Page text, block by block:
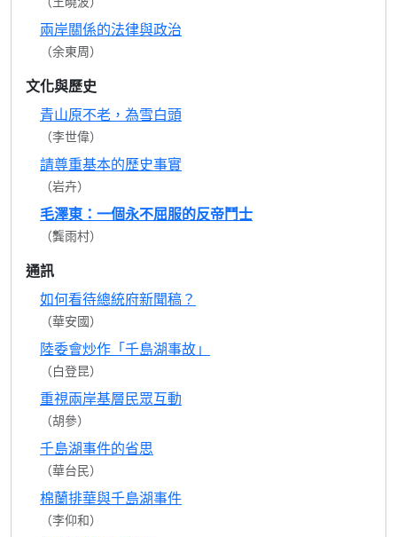
兩岸關係的法律與政治
（余東周）
文化與歷史
青山原不老，為雪白頭
（李世偉）
請尊重基本的歷史事實
（岩卉）
毛澤東：一個永不屈服的反帝鬥士
（龔雨村）
通訊
如何看待總統府新聞稿？
（華安國）
陸委會炒作「千島湖事故」
（白登昆）
重視兩岸基層民眾互動
（胡參）
千島湖事件的省思
（華台民）
棉蘭排華與千島湖事件
（李仰和）